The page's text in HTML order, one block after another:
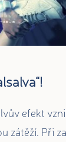
efekt
zátěží. Při